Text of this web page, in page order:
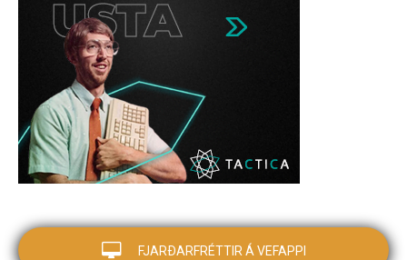
FJARÐARFRÉTTIR Á VEFAPPI